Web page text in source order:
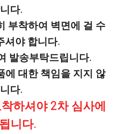
다.
부착하여 벽면에 걸 수
셔야 합니다.
발송부탁드립니다.
에 대한 책임을 지지 않
다.
하셔야 2차 심사에
니다.